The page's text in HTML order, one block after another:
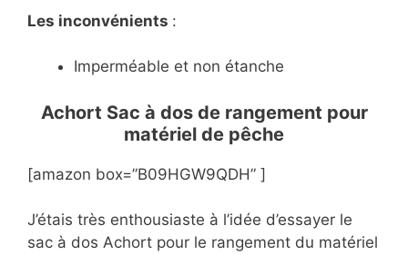
Les inconvénients :
Imperméable et non étanche
Achort Sac à dos de rangement pour
matériel de pêche
[amazon box=”B09HGW9QDH” ]
J’étais très enthousiaste à l’idée d’essayer le
sac à dos Achort pour le rangement du matériel